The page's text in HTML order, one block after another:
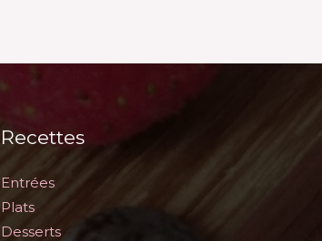
Recettes
Entrées
Plats
Desserts